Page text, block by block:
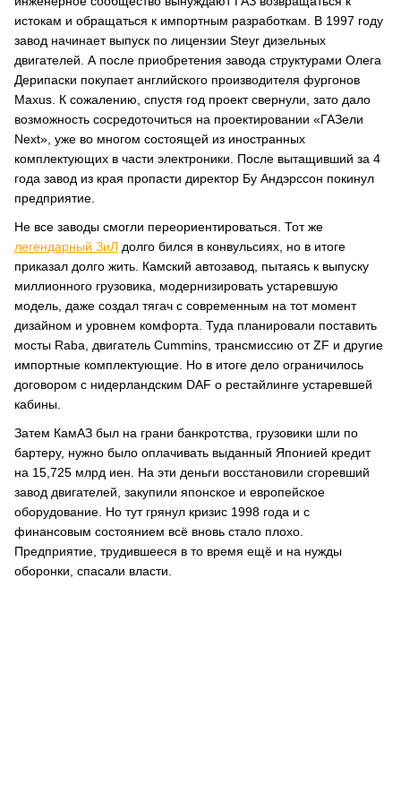
истокам и обращаться к импортным разработкам. В 1997 году
завод начинает выпуск по лицензии Steyr дизельных
двигателей. А после приобретения завода структурами Олега
Дерипаски покупает английского производителя фургонов
Maxus. К сожалению, спустя год проект свернули, зато дало
возможность сосредоточиться на проектировании «ГАЗели
Next», уже во многом состоящей из иностранных
комплектующих в части электроники. После вытащивший за 4
года завод из края пропасти директор Бу Андэрссон покинул
предприятие.
Не все заводы смогли переориентироваться. Тот же
легендарный ЗиЛ долго бился в конвульсиях, но в итоге
приказал долго жить. Камский автозавод, пытаясь к выпуску
миллионного грузовика, модернизировать устаревшую
модель, даже создал тягач с современным на тот момент
дизайном и уровнем комфорта. Туда планировали поставить
мосты Raba, двигатель Cummins, трансмиссию от ZF и другие
импортные комплектующие. Но в итоге дело ограничилось
договором с нидерландским DAF о рестайлинге устаревшей
кабины.
Затем КамАЗ был на грани банкротства, грузовики шли по
бартеру, нужно было оплачивать выданный Японией кредит
на 15,725 млрд иен. На эти деньги восстановили сгоревший
завод двигателей, закупили японское и европейское
оборудование. Но тут грянул кризис 1998 года и с
финансовым состоянием всё вновь стало плохо.
Предприятие, трудившееся в то время ещё и на нужды
оборонки, спасали власти.